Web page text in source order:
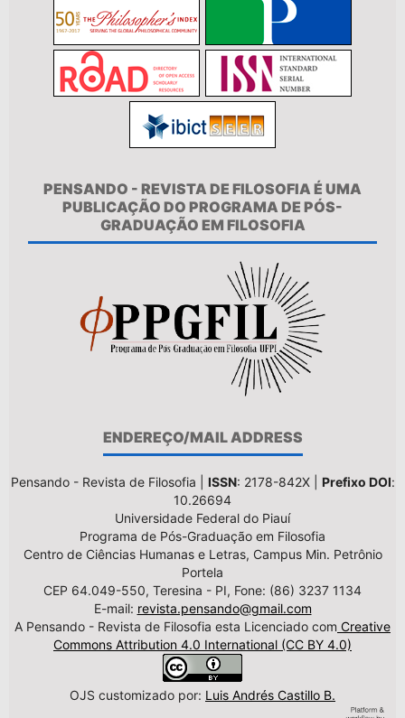
PENSANDO - REVISTA DE FILOSOFIA É UMA
PUBLICAÇÃO DO PROGRAMA DE PÓS-
GRADUAÇÃO EM FILOSOFIA
ENDEREÇO/MAIL ADDRESS
Pensando - Revista de Filosofia | ISSN: 2178-842X | Prefixo DOI:
10.26694
Universidade Federal do Piauí
Programa de Pós-Graduação em Filosofia
Centro de Ciências Humanas e Letras, Campus Min. Petrônio
Portela
CEP 64.049-550, Teresina - PI, Fone: (86) 3237 1134
E-mail: revista.pensando@gmail.com
A Pensando - Revista de Filosofia esta Licenciado com Creative
Commons Attribution 4.0 International (CC BY 4.0)
OJS customizado por: Luis Andrés Castillo B.